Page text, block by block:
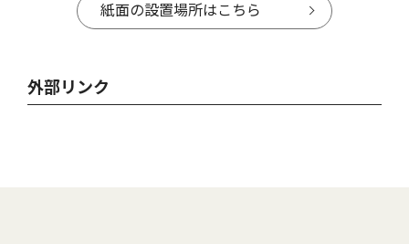
紙面の設置場所はこちら
外部リンク